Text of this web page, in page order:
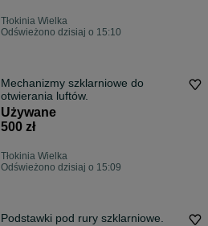
Tłokinia Wielka
Odświeżono dzisiaj o 15:10
Mechanizmy szklarniowe do
otwierania luftów.
Używane
500 zł
Tłokinia Wielka
Odświeżono dzisiaj o 15:09
Podstawki pod rury szklarniowe.